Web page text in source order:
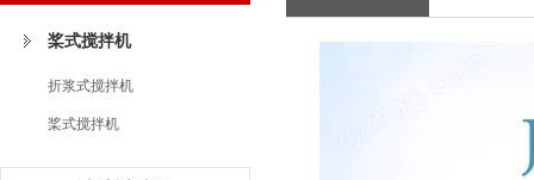
桨式搅拌机
折浆式搅拌机
桨式搅拌机